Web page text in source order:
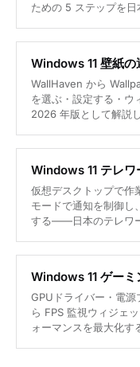
ための 5 ステップを日
Windows 11 壁紙
WallHaven から
を選ぶ・設定する・ウ
2026 年版として解説し
Windows 11 テレ
仮想デスクトップで作
モードで通知を制御
する——日本のテレワ
Windows 11 ゲー
GPUドライバー・電
ら FPS 監視ウィジェ
ォーマンスを最大化す